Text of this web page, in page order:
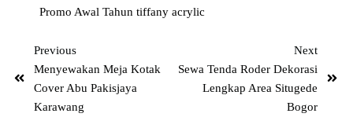
Promo Awal Tahuntiffany acrylic
Previous
Menyewakan Meja Kotak
Cover Abu Pakisjaya
Karawang
Next
Sewa Tenda Roder Dekorasi
Lengkap Area Situgede
Bogor